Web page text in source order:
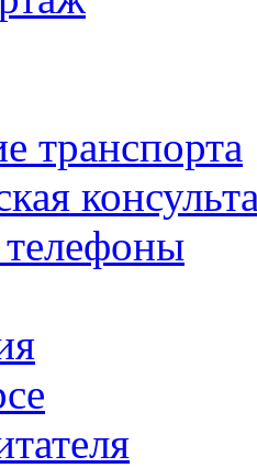
транспорта